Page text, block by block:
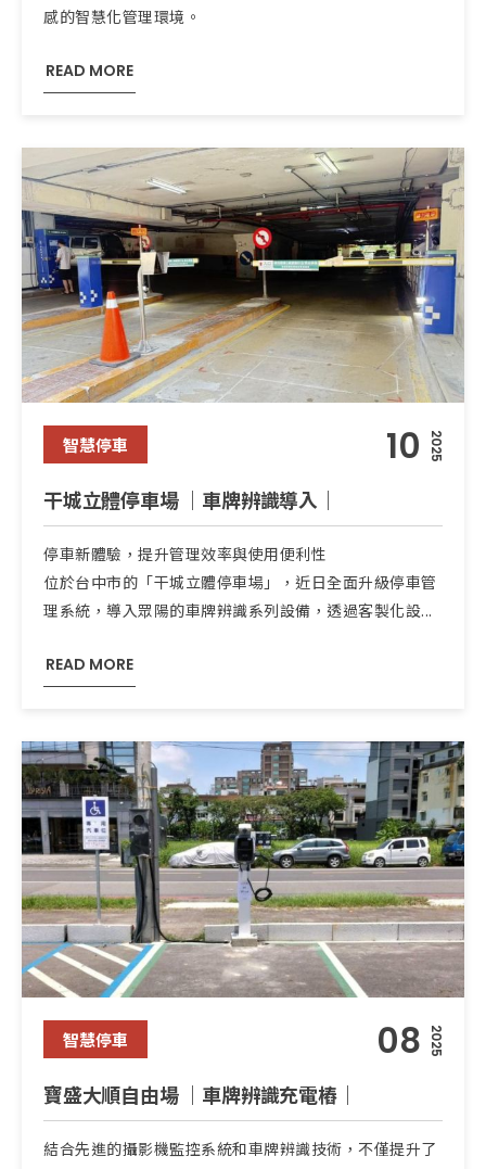
感的智慧化管理環境。
READ MORE
智慧停車 10 2025
干城立體停車場 ｜車牌辨識導入｜
停車新體驗，提升管理效率與使用便利性
位於台中市的「干城立體停車場」，近日全面升級停車管
理系統，導入眾陽的車牌辨識系列設備，透過客製化設...
READ MORE
智慧停車 08 2025
寶盛大順自由場 ｜車牌辨識充電樁｜
結合先進的攝影機監控系統和車牌辨識技術，不僅提升了